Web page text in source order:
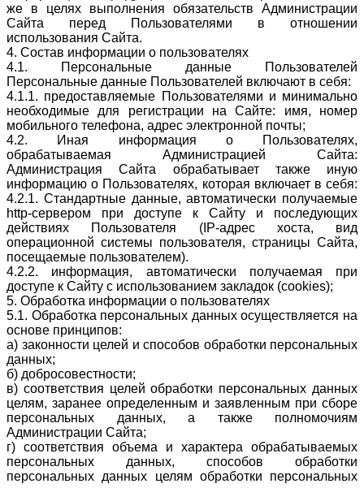
же в целях выполнения обязательств Администрации
Сайта перед Пользователями в отношении
использования Сайта.
4. Состав информации о пользователях
4.1. Персональные данные Пользователей
Персональные данные Пользователей включают в себя:
4.1.1. предоставляемые Пользователями и минимально
необходимые для регистрации на Сайте: имя, номер
мобильного телефона, адрес электронной почты;
4.2. Иная информация о Пользователях,
обрабатываемая Администрацией Сайта:
Администрация Сайта обрабатывает также иную
информацию о Пользователях, которая включает в себя:
4.2.1. Стандартные данные, автоматически получаемые
http-сервером при доступе к Сайту и последующих
действиях Пользователя (IP-адрес хоста, вид
операционной системы пользователя, страницы Сайта,
посещаемые пользователем).
4.2.2. информация, автоматически получаемая при
доступе к Сайту с использованием закладок (cookies);
5. Обработка информации о пользователях
5.1. Обработка персональных данных осуществляется на
основе принципов:
а) законности целей и способов обработки персональных
данных;
б) добросовестности;
в) соответствия целей обработки персональных данных
целям, заранее определенным и заявленным при сборе
персональных данных, а также полномочиям
Администрации Сайта;
г) соответствия объема и характера обрабатываемых
персональных данных, способов обработки
персональных данных целям обработки персональных